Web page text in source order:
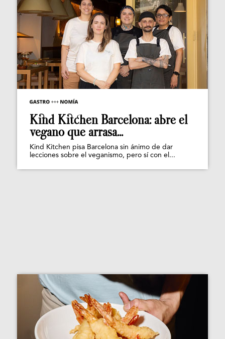
Kind Kitchen Barcelona: abre el
vegano que arrasa...
Kind Kitchen pisa Barcelona sin ánimo de dar
lecciones sobre el veganismo, pero sí con el...